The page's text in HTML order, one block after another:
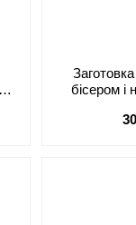
бісером і